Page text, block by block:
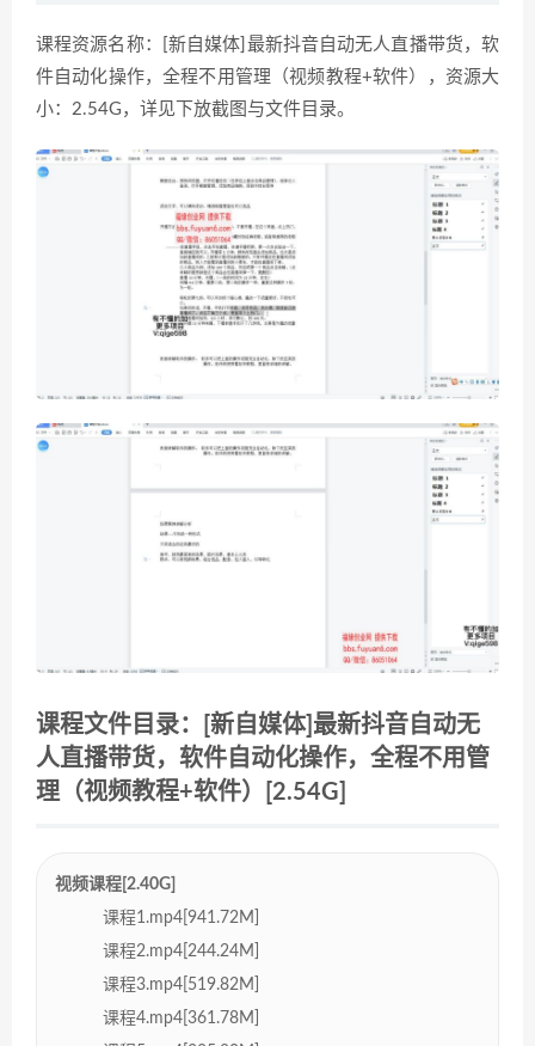
课程资源名称：[新自媒体]最新抖音自动无人直播带货，软
件自动化操作，全程不用管理（视频教程+软件），资源大
小：2.54G，详见下放截图与文件目录。
课程文件目录：[新自媒体]最新抖音自动无
人直播带货，软件自动化操作，全程不用管
理（视频教程+软件）[2.54G]
视频课程[2.40G]
课程1.mp4[941.72M]
课程2.mp4[244.24M]
课程3.mp4[519.82M]
课程4.mp4[361.78M]